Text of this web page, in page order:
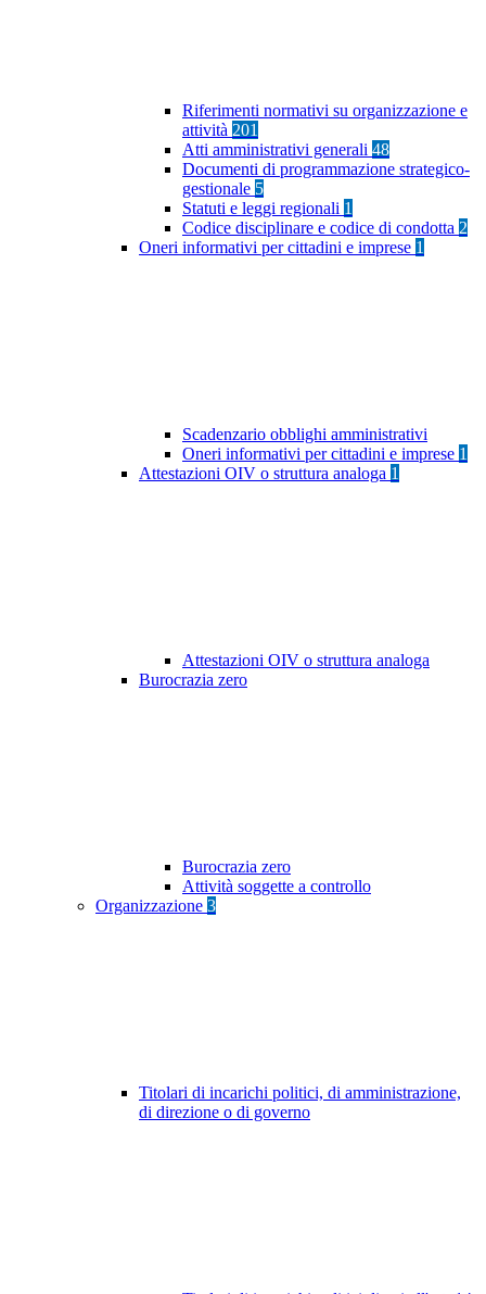
Riferimenti normativi su organizzazione e
attività 201
Atti amministrativi generali 48
Documenti di programmazione strategico-
gestionale 5
Statuti e leggi regionali 1
Codice disciplinare e codice di condotta 2
Oneri informativi per cittadini e imprese 1
Scadenzario obblighi amministrativi
Oneri informativi per cittadini e imprese 1
Attestazioni OIV o struttura analoga 1
Attestazioni OIV o struttura analoga
Burocrazia zero
Burocrazia zero
Attività soggette a controllo
Organizzazione 3
Titolari di incarichi politici, di amministrazione,
di direzione o di governo